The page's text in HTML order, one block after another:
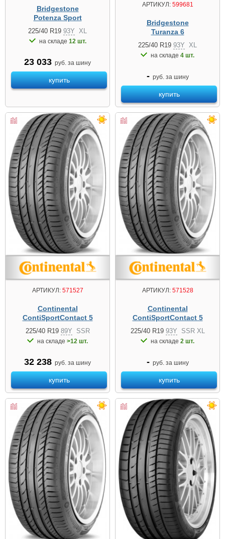
Bridgestone
Potenza Sport
225/40 R19 93Y XL
на складе 12 шт.
23 033 руб. за шину
купить
АРТИКУЛ:599681
Bridgestone
Turanza 6
225/40 R19 93Y XL
на складе 4 шт.
- руб. за шину
купить
АРТИКУЛ:571527
Continental
ContiSportContact 5
225/40 R19 89Y SSR
на складе >12 шт.
32 238 руб. за шину
купить
АРТИКУЛ:571528
Continental
ContiSportContact 5
225/40 R19 93Y SSR XL
на складе 2 шт.
- руб. за шину
купить